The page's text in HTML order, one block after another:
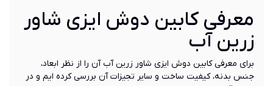
معرفی کابین دوش ایزی شاور
زرین آب
برای معرفی کابین دوش ایزی شاور زرین آب آن را از نظر ابعاد،
جنس بدنه، کیفیت ساخت و سایر تجیزات آن بررسی کرده ایم و در